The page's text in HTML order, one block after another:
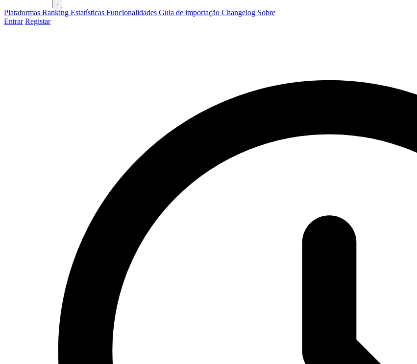
Plataformas Ranking Estatísticas Funcionalidades Guia de importação Changelog Sobre
Entrar Registar